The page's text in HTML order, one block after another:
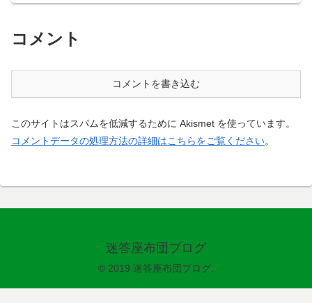
コメント
コメントを書き込む
このサイトはスパムを低減するために Akismet を使っています。
コメントデータの処理方法の詳細はこちらをご覧ください。
迷答座布団ブログ
© 2019 迷答座布団ブログ.